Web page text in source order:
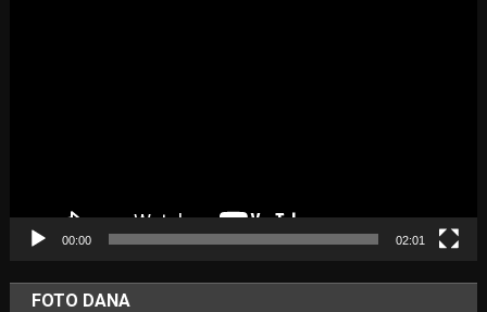
00:00 02:01
FOTO DANA